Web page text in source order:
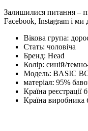
Залишилися питання –
Facebook, Instagram і
Вікова група:
Стать: чоловіча
Бренд: Head
Колір: синій/
Модель: BASIC
матеріал: 95%
Країна реєстрації
Країна виробника